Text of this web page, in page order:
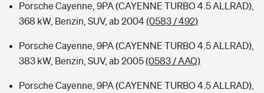
Porsche Cayenne, 9PA (CAYENNE TURBO 4.5 ALLRAD),
368 kW, Benzin, SUV, ab 2004(0583 / 492)
Porsche Cayenne, 9PA (CAYENNE TURBO 4.5 ALLRAD),
383 kW, Benzin, SUV, ab 2005(0583 / AAQ)
Porsche Cayenne, 9PA (CAYENNE TURBO 4.5 ALLRAD),